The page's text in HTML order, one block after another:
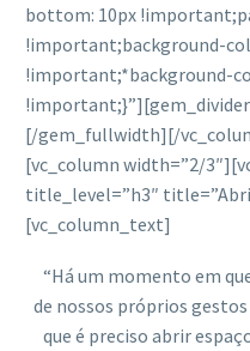
bottom: 10px
!important;background-
!important;*background-
[/gem_fullwidth][/
[vc_column width=”2/
title_level=”h3″
[vc_column_text]
“Há um momento em
de nossos próprios
que é preciso abrir